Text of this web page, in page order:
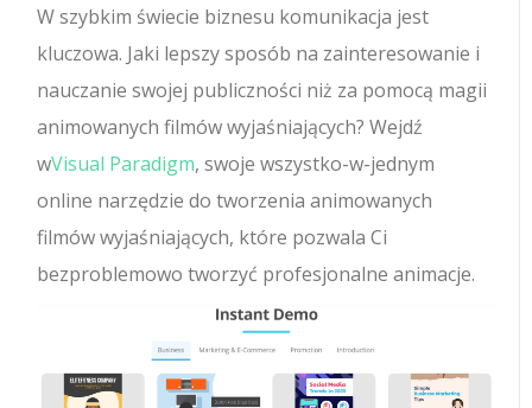
W szybkim świecie biznesu komunikacja jest
kluczowa. Jaki lepszy sposób na zainteresowanie i
nauczanie swojej publiczności niż za pomocą magii
animowanych filmów wyjaśniających? Wejdź
wVisual Paradigm, swoje wszystko-w-jednym
online narzędzie do tworzenia animowanych
filmów wyjaśniających, które pozwala Ci
bezproblemowo tworzyć profesjonalne animacje.